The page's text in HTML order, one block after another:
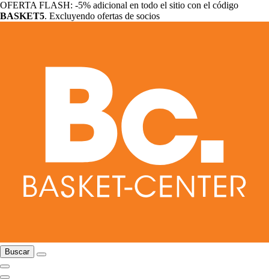
OFERTA FLASH: -5% adicional en todo el sitio con el código
BASKET5. Excluyendo ofertas de socios
Buscar